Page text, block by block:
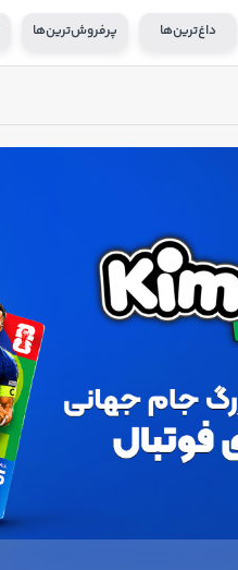
داغ‌ترین‌ها پرفروش‌ترین‌ها